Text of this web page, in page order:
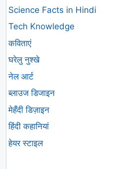
Science Facts in Hindi
Tech Knowledge
कविताएं
घरेलु नुश्खे
नेल आर्ट
ब्लाउज डिजाइन
मेहँदी डिज़ाइन
हिंदी कहानियां
हेयर स्टाइल